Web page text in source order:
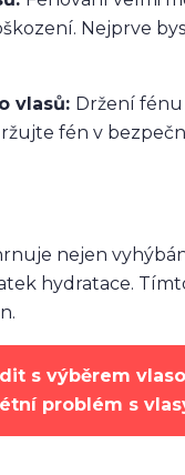
Nejprve
vlasů: Držení
fén v
nejen
hydratace.
s výběrem
problém s